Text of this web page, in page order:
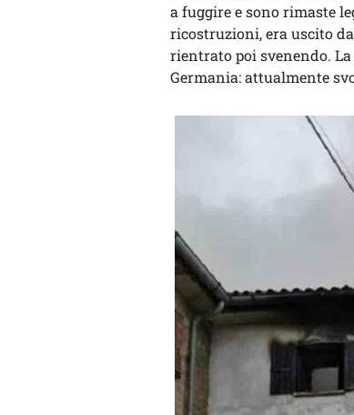
a fuggire e sono rimaste
ricostruzioni, era uscito
rientrato poi svenendo.
Germania: attualmente